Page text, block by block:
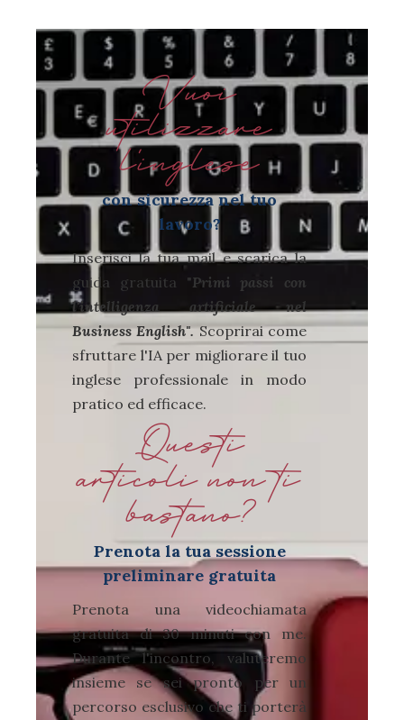
Vuoi
utilizzare
l'inglese
con sicurezza nel tuo
lavoro?
Inserisci la tua mail e scarica la
guida gratuita "Primi passi con
l'intelligenza artificiale nel
Business English".Scoprirai come
sfruttare l'IA per migliorare il tuo
inglese professionale in modo
pratico ed efficace.
Questi
articoli non ti
bastano?
Prenota la tua sessione
preliminare gratuita
Prenota una videochiamata
gratuita di 30 minuti con me.
Durante l'incontro, valuteremo
insieme se sei pronto per un
percorso esclusivo che ti porterà